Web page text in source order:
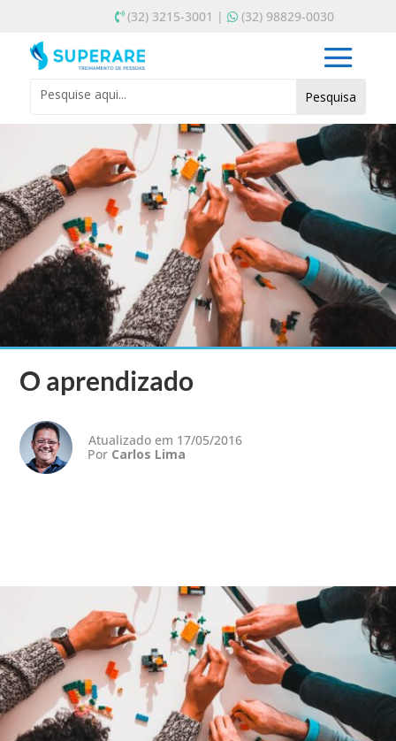
(32) 3215-3001 | (32) 98829-0030
O aprendizado
Atualizado em 17/05/2016
Por Carlos Lima